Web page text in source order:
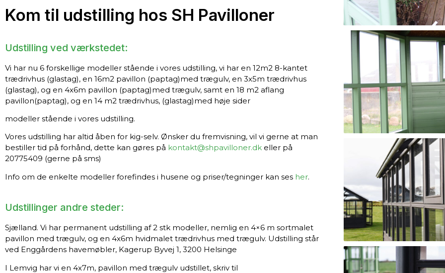
Kom til udstilling hos SH Pavilloner
Udstilling ved værkstedet:
Vi har nu 6 forskellige modeller stående i vores udstilling, vi har en 12m2 8-kantet
trædrivhus (glastag), en 16m2 pavillon (paptag)med trægulv, en 3x5m trædrivhus
(glastag), og en 4x6m pavillon (paptag)med trægulv, samt en 18 m2 aflang
pavillon(paptag), og en 14 m2 trædrivhus, (glastag)med høje sider
modeller stående i vores udstilling.
Vores udstilling har altid åben for kig-selv. Ønsker du fremvisning, vil vi gerne at man
bestiller tid på forhånd, dette kan gøres på kontakt@shpavilloner.dk eller på
20775409 (gerne på sms)
Info om de enkelte modeller forefindes i husene og priser/tegninger kan ses her.
Udstillinger andre steder:
Sjælland. Vi har permanent udstilling af 2 stk modeller, nemlig en 4×6 m sortmalet
pavillon med trægulv, og en 4x6m hvidmalet trædrivhus med trægulv. Udstilling står
ved Enggårdens havemøbler, Kagerup Byvej 1, 3200 Helsinge
I Lemvig har vi en 4x7m, pavillon med trægulv udstillet, skriv til